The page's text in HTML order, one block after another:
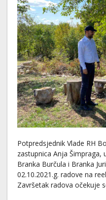
Potpredsjednik Vlade RH
zastupnica Anja Šimpraga,
Branka Burčula i Branka
02.10.2021.g. radove na
Završetak radova očekuje